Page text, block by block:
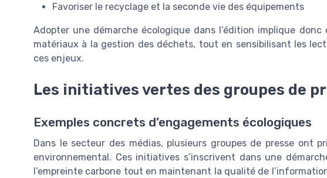
Favoriser le recyclage et la seconde vie des équipements
Adopter une démarche écologique dans l’édition implique
matériaux à la gestion des déchets, tout en sensibilisant les
ces enjeux.
Les initiatives vertes des groupes de
Exemples concrets d’engagements écologiques
Dans le secteur des médias, plusieurs groupes de presse ont
environnemental. Ces initiatives s’inscrivent dans une
l’empreinte carbone tout en maintenant la qualité de